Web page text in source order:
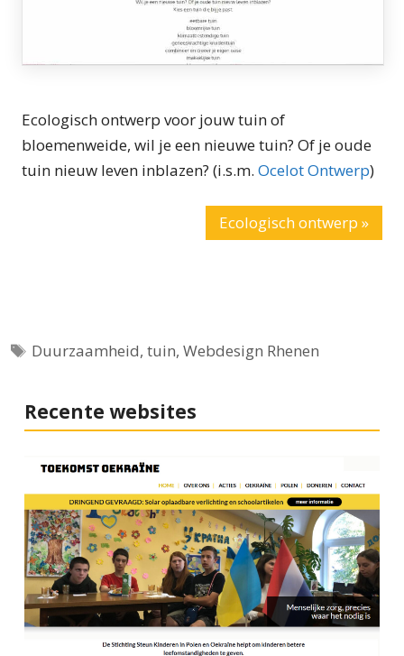
Ecologisch ontwerp voor jouw tuin of
bloemenweide, wil je een nieuwe tuin? Of je oude
tuin nieuw leven inblazen? (i.s.m. Ocelot Ontwerp)
Ecologisch ontwerp »
Tags
Duurzaamheid,tuin,Webdesign Rhenen
Recente websites